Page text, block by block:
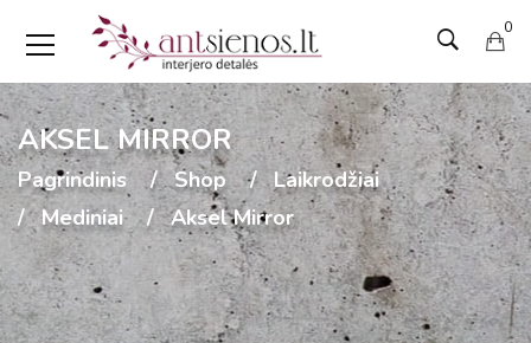
0
AKSEL MIRROR
Pagrindinis Shop
Laikrodžiai
Mediniai
Aksel Mirror